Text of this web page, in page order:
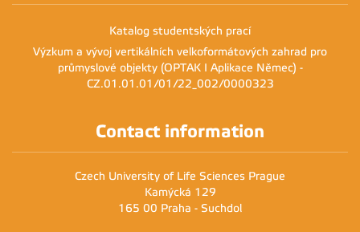
Katalog studentských prací
Výzkum a vývoj vertikálních velkoformátových zahrad pro
průmyslové objekty (OPTAK I Aplikace Němec) -
CZ.01.01.01/01/22_002/0000323
Contact information
Czech University of Life Sciences Prague
Kamýcká 129
165 00 Praha - Suchdol